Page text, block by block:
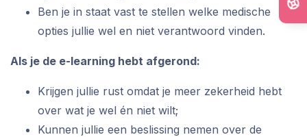
Ben je in staat vast te stellen welke medische
opties jullie wel en niet verantwoord vinden.
Als je de e-learning hebt afgerond:
Krijgen jullie rust omdat je meer zekerheid hebt
over wat je wel én niet wilt;
Kunnen jullie een beslissing nemen over de